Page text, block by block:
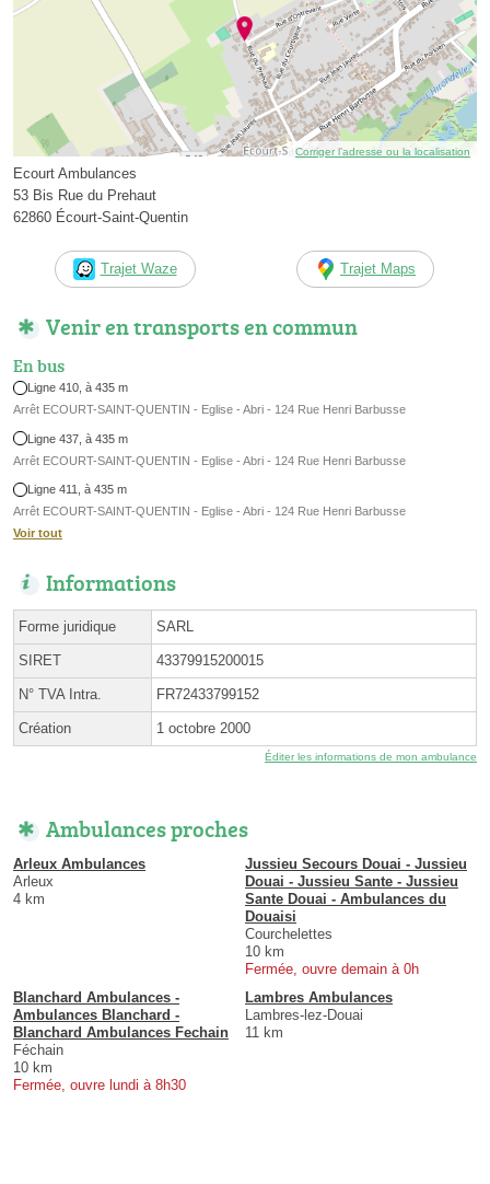
Corriger l’adresse ou la localisation
Ecourt Ambulances
53 Bis Rue du Prehaut
62860 Écourt-Saint-Quentin
Trajet Waze Trajet Maps
Venir en transports en commun
En bus
Ligne 410, à 435 m
Arrêt ECOURT-SAINT-QUENTIN - Eglise - Abri - 124 Rue Henri Barbusse
Ligne 437, à 435 m
Arrêt ECOURT-SAINT-QUENTIN - Eglise - Abri - 124 Rue Henri Barbusse
Ligne 411, à 435 m
Arrêt ECOURT-SAINT-QUENTIN - Eglise - Abri - 124 Rue Henri Barbusse
Voir tout
Informations
Forme juridique SARL
SIRET 43379915200015
N° TVA Intra. FR72433799152
Création 1 octobre 2000
Éditer les informations de mon ambulance
Ambulances proches
Arleux Ambulances
Arleux
4 km
Jussieu Secours Douai - Jussieu
Douai - Jussieu Sante - Jussieu
Sante Douai - Ambulances du
Douaisi
Courchelettes
10 km
Fermée, ouvre demain à 0h
Blanchard Ambulances -
Ambulances Blanchard -
Blanchard Ambulances Fechain
Féchain
10 km
Fermée, ouvre lundi à 8h30
Lambres Ambulances
Lambres-lez-Douai
11 km